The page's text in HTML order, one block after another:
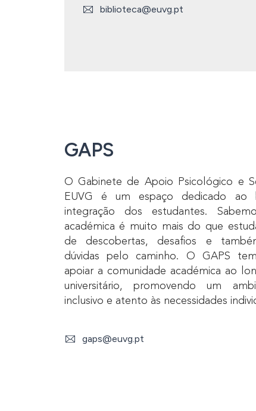
biblioteca@euvg.pt
GAPS
O Gabinete de Apoio Psicológico e
EUVG é um espaço dedicado ao
integração dos estudantes.
académica é muito mais do que
de descobertas, desafios e
dúvidas pelo caminho. O GAPS
apoiar a comunidade académica ao
universitário, promovendo um
inclusivo e atento às necessidades
gaps@euvg.pt